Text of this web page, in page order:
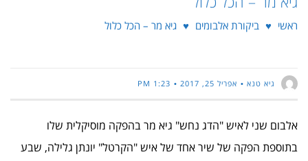
ראשי ♥ ביקורת אלבומים ♥ גיא מר – הכל כלול
גיא טנא אפריל 25, 2017 1:23 PM
אלבום שני לאיש "הדג נחש" גיא מר בהפקה מוסיקלית שלו
בתוספת הפקה של שיר אחד של איש "הקרטל" יונתן גלילה, שבע